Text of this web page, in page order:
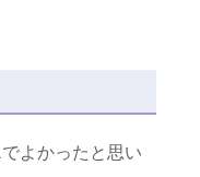
よかったと思い